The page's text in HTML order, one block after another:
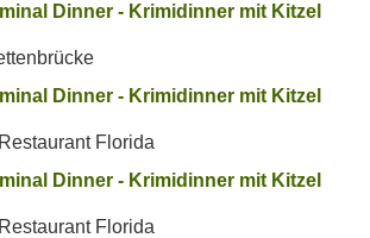
Dinner - Krimidinner mit Kitzel
Dinner - Krimidinner mit Kitzel
Florida
Dinner - Krimidinner mit Kitzel
Florida